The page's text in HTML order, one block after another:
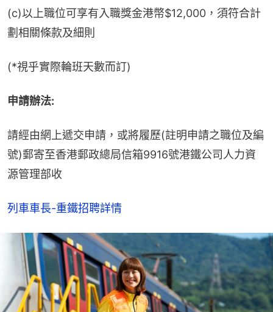
(c)以上職位可享有入職獎金港幣$12,000，須符合計
劃相關條款及細則
(*視乎實際輪班天數而訂)
申請辦法:
請經由網上遞交申請，或將履歷(註明申請之職位及編
號)郵寄至香港郵政總局信箱9916號港鐵公司人力資
源管理部收
列車車長-重鐵招聘詳情